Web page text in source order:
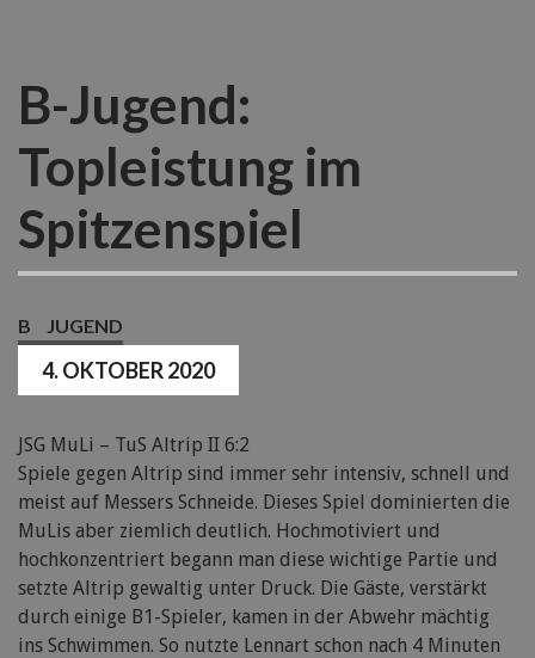
B-Jugend:
Topleistung im
Spitzenspiel
B JUGEND
4. OKTOBER 2020
JSG MuLi – TuS Altrip II 6:2
Spiele gegen Altrip sind immer sehr intensiv, schnell und
meist auf Messers Schneide. Dieses Spiel dominierten die
MuLis aber ziemlich deutlich. Hochmotiviert und
hochkonzentriert begann man diese wichtige Partie und
setzte Altrip gewaltig unter Druck. Die Gäste, verstärkt
durch einige B1-Spieler, kamen in der Abwehr mächtig
ins Schwimmen. So nutzte Lennart schon nach 4 Minuten